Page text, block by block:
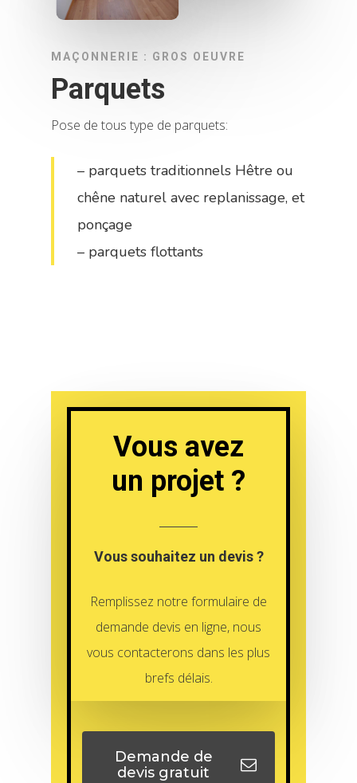
MAÇONNERIE : GROS OEUVRE
Parquets
Pose de tous type de parquets:
– parquets traditionnels Hêtre ou
chêne naturel avec replanissage, et
ponçage
– parquets flottants
Vous avez
un projet ?
Vous souhaitez un devis ?
Remplissez notre formulaire de
demande devis en ligne, nous
vous contacterons dans les plus
brefs délais.
Demande de
devis gratuit